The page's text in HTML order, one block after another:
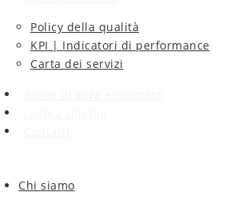
Policy della qualità
KPI | Indicatori di performance
Carta dei servizi
Chi siamo